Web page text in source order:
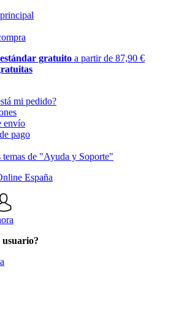
gratuito a partir de 87,90 €
mi pedido?
envío
pago
temas de "Ayuda y Soporte"
usuario?